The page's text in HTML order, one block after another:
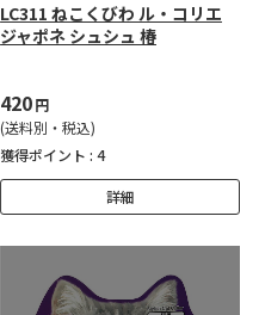
LC311 ねこくびわ ル・コリエ
ジャポネ シュシュ 椿
420円
(送料別・税込)
獲得ポイント : 4
詳細